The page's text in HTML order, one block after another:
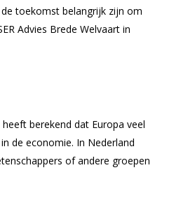
toekomst belangrijk zijn om
Advies Brede Welvaart in
berekend dat Europa veel
de economie. In Nederland
of andere groepen